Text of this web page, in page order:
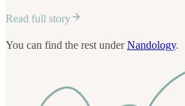
Read full story
You can find the rest underNandology.